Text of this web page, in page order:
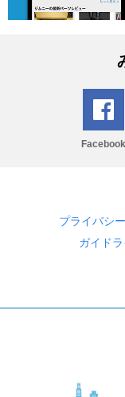
Facebook
プライバシ
ガイド